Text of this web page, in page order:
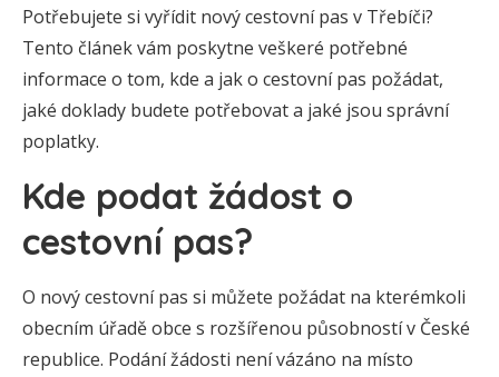
Potřebujete si vyřídit nový cestovní pas v Třebíči?
Tento článek vám poskytne veškeré potřebné
informace o tom, kde a jak o cestovní pas požádat,
jaké doklady budete potřebovat a jaké jsou správní
poplatky.
Kde podat žádost o
cestovní pas?
O nový cestovní pas si můžete požádat na kterémkoli
obecním úřadě obce s rozšířenou působností v České
republice. Podání žádosti není vázáno na místo